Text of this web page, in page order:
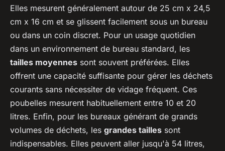
Elles mesurent généralement autour de 25 cm x 24,5
cm x 16 cm et se glissent facilement sous un bureau
ou dans un coin discret. Pour un usage quotidien
dans un environnement de bureau standard, les
tailles moyennes sont souvent préférées. Elles
offrent une capacité suffisante pour gérer les déchets
courants sans nécessiter de vidage fréquent. Ces
poubelles mesurent habituellement entre 10 et 20
litres. Enfin, pour les bureaux générant de grands
volumes de déchets, les grandes tailles sont
indispensables. Elles peuvent aller jusqu'à 54 litres,